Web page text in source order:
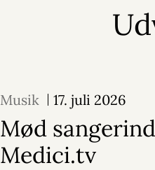
Musik 17. juli 2026
Mød
Medici.tv